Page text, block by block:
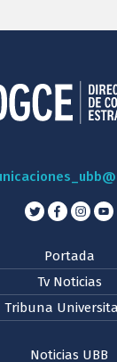
Portada
Tv Noticias
Tribuna
Noticias UBB